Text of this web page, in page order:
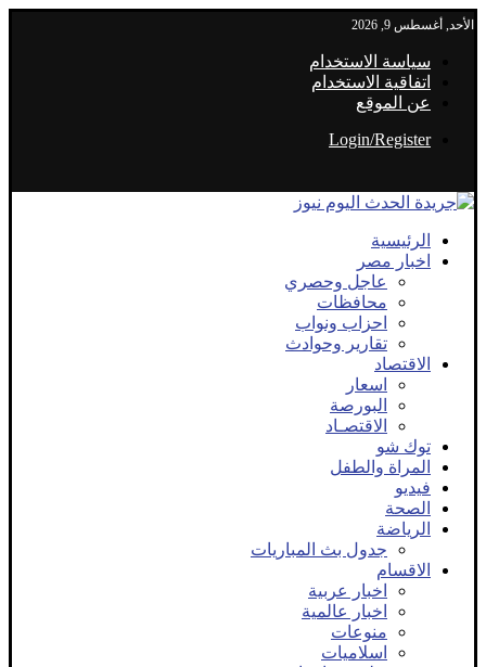
الأحد, أغسطس 9, 2026
سياسة الاستخدام
اتفاقية الاستخدام
عن الموقع
Login/Register
الرئيسية
اخبار مصر
عاجل وحصري
محافظات
احزاب ونواب
تقارير وحوادث
الاقتصاد
اسعار
البورصة
الاقتصـاد
توك شو
المراة والطفل
فيديو
الصحة
الرياضة
جدول بث المباريات
الاقسام
اخبار عربية
اخبار عالمية
منوعات
اسلاميات